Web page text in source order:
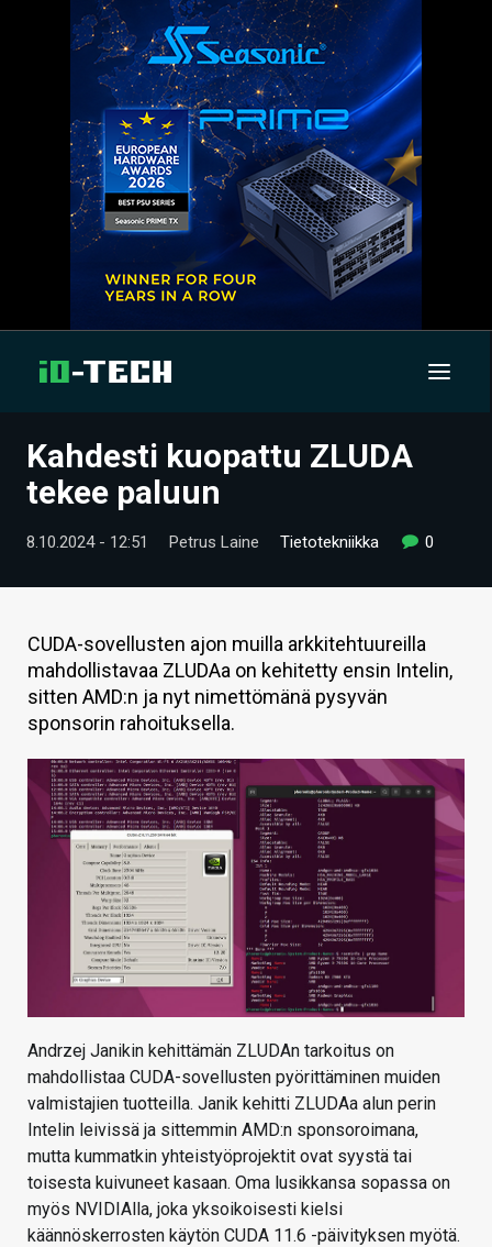
UUTISET
TIETOA
HINTA.FI
VAIHDA TEEMA
Kahdesti kuopattu ZLUDA
tekee paluun
8.10.2024 - 12:51 Petrus Laine Tietotekniikka 0
CUDA-sovellusten ajon muilla arkkitehtuureilla
mahdollistavaa ZLUDAa on kehitetty ensin Intelin,
sitten AMD:n ja nyt nimettömänä pysyvän
sponsorin rahoituksella.
Andrzej Janikin kehittämän ZLUDAn tarkoitus on
mahdollistaa CUDA-sovellusten pyörittäminen muiden
valmistajien tuotteilla. Janik kehitti ZLUDAa alun perin
Intelin leivissä ja sittemmin AMD:n sponsoroimana,
mutta kummatkin yhteistyöprojektit ovat syystä tai
toisesta kuivuneet kasaan. Oma lusikkansa sopassa on
myös NVIDIAlla, joka yksoikoisesti kielsi
käännöskerrosten käytön CUDA 11.6 -päivityksen myötä.